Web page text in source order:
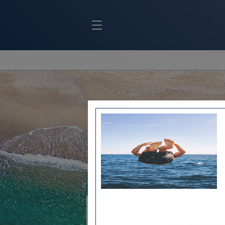
BLOC MARINE
Ports
Carnets de voyage
Dossiers de la
Application Bloc Marine
Règlementation
BATEAUX